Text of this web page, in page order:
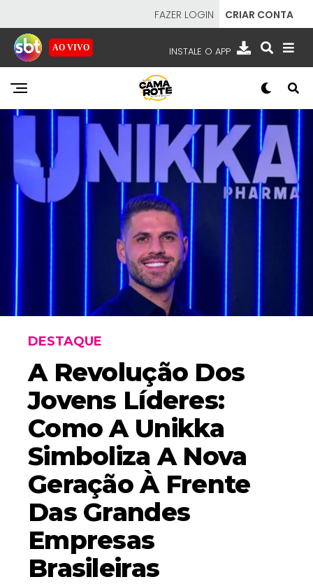
FAZER LOGIN CRIAR CONTA
AO VIVO INSTALE O APP
EMISSORAS
APP TV SBT
SBT - SISTEMA BRASILEIRO DE TELEVISÃO
DESTAQUE
A Revolução Dos
Jovens Líderes:
Como A Unikka
Simboliza A Nova
Geração À Frente
Das Grandes
Empresas
Brasileiras